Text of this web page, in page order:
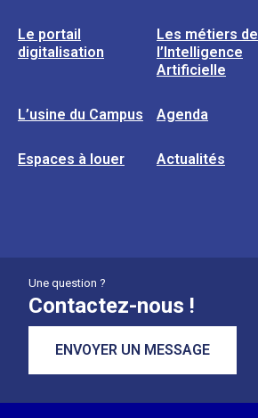
Le portail
digitalisation
Les métiers de
l’Intelligence
Artificielle
L’usine du Campus Agenda
Espaces à louer Actualités
Une question ?
Contactez-nous !
ENVOYER UN MESSAGE